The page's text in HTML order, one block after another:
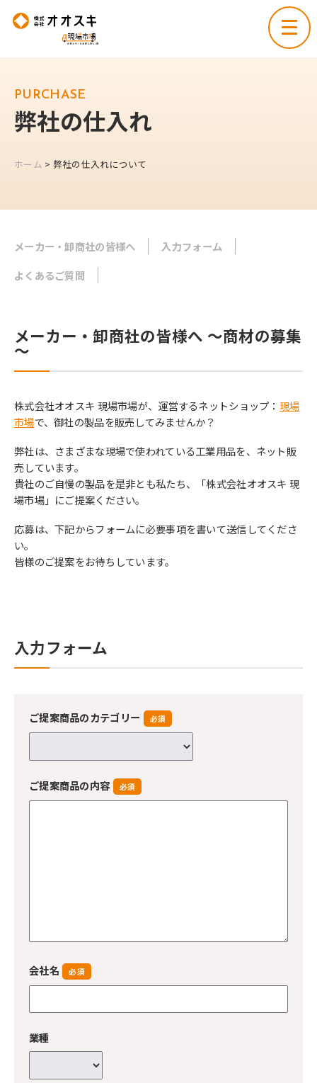
弊社の仕入れ
ホーム > 弊社の仕入れについて
メーカー・卸商社の皆様へ
入力フォーム
よくあるご質問
メーカー・卸商社の皆様へ ～商材の募集
～
株式会社オオスキ 現場市場が、運営するネットショップ： 現場
市場で、御社の製品を販売してみませんか？
弊社は、さまざまな現場で使われている工業用品を、ネット販
売しています。
貴社のご自慢の製品を是非とも私たち、「株式会社オオスキ 現
場市場」にご提案ください。
応募は、下記からフォームに必要事項を書いて送信してくださ
い。
皆様のご提案をお待ちしています。
入力フォーム
ご提案商品のカテゴリー 必須
ご提案商品の内容 必須
会社名 必須
業種